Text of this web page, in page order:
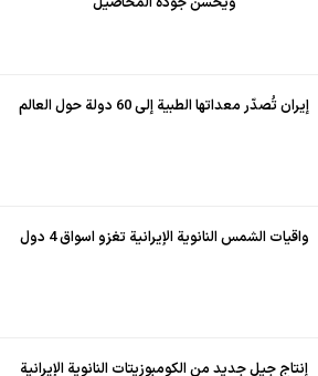
إيران تُصدّر معداتها الطبية إلى 60 دولة حول العالم
واقيات الشمس النانوية الإيرانية تغزو اسواق 4 دول
إنتاج جيل جديد من الكومبوزيتات النانوية الإيرانية